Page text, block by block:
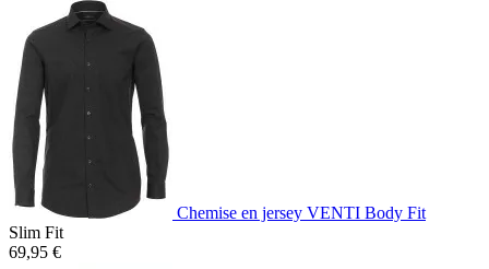
Chemise en jersey VENTI Body Fit
Slim Fit
69,95 €